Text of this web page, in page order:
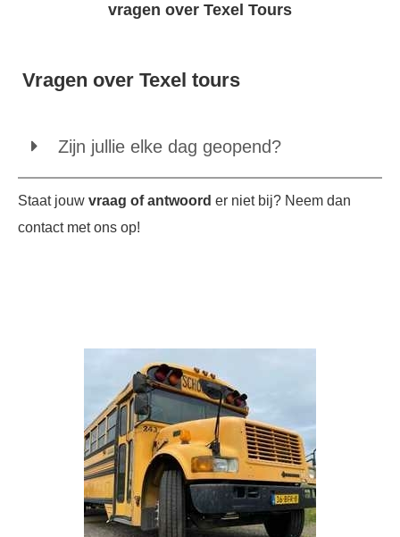
vragen over Texel Tours
Vragen over Texel tours
Zijn jullie elke dag geopend?
Staat jouw vraag of antwoord er niet bij? Neem dan
contact met ons op!